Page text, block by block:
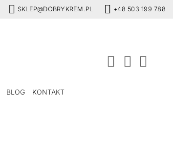
SKLEP@DOBRYKREM.PL +48 503 199 788
BLOG KONTAKT